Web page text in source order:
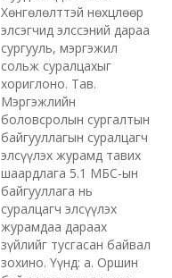
Хөнгөлөлттэй нөхцлөөр
элсэгчид элссэний дараа
сургууль, мэргэжил
сольж суралцахыг
хориглоно. Тав.
Мэргэжлийн
боловсролын сургалтын
байгууллагын суралцагч
элсүүлэх журамд тавих
шаардлага 5.1 МБС-ын
байгууллага нь
суралцагч элсүүлэх
журамдаа дараах
зүйлийг тусгасан байвал
зохино. Үүнд: а. Оршин